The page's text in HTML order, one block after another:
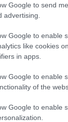
Google to send me
advertising.
Google to enable
like cookies
in apps.
Google to enable
of the
Google to enable